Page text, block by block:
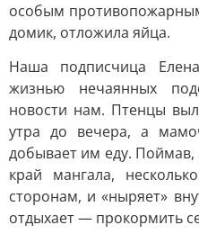
особым
домик, отложила яйца.
Наша подписчица
жизнью нечаянных
новости нам. Птенцы
утра до вечера, а
добывает им еду. Поймав,
край мангала,
сторонам, и «ныряет»
отдыхает — прокормить